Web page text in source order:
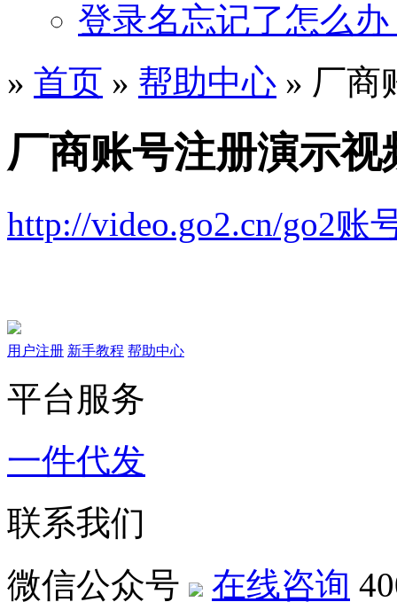
登录名忘记了怎么办
» 首页 » 帮助中心 » 厂商
厂商账号注册演示
http://video.go2.cn/go2账
用户注册 新手教程 帮助中心
平台服务
一件代发
联系我们
微信公众号
在线咨询